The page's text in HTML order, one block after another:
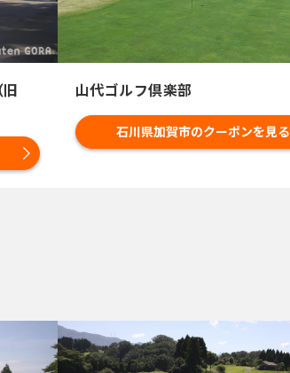
山代ゴルフ倶楽部
石川県加賀市のクーポンを見る